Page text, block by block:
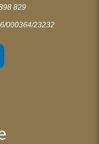
829
000364/23232